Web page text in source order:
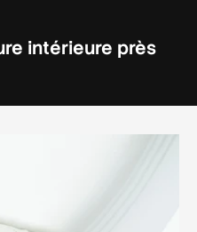
intérieure près